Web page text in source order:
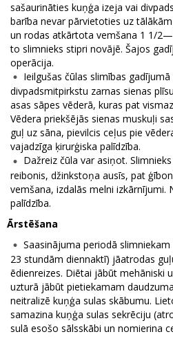
sašaurināties kuņģa izeja vai
barība nevar pārvietoties uz
un rodas atkārtota vemšana 1 1/
to slimnieks stipri novājē. Šajos
operācija.
Ieilgušas čūlas slimības
divpadsmitpirkstu zarnas sienas
asas sāpes vēderā, kuras pat
Vēdera priekšējās sienas muskuļi
guļ uz sāna, pievilcis ceļus pie
vajadzīga ķirurģiska palīdzība.
Dažreiz čūla var asiņot.
reibonis, džinkstoņa ausīs, pat
vemšana, izdalās melni izkārnījumi.
palīdzība.
Ārstēšana
Saasinājuma periodā
23 stundām diennaktī) jāatrodas
ēdienreizes. Diētai jābūt mehāniski
uzturā jābūt pietiekamam
neitralizē kuņģa sulas skābumu.
samazina kuņģa sulas sekrēciju
sulā esošo sālsskābi un nomierina